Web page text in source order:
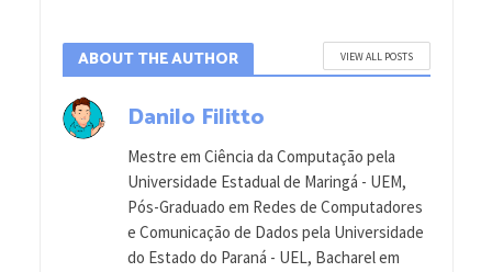
ABOUT THE AUTHOR VIEW ALL POSTS
Danilo Filitto
Mestre em Ciência da Computação pela
Universidade Estadual de Maringá - UEM,
Pós-Graduado em Redes de Computadores
e Comunicação de Dados pela Universidade
do Estado do Paraná - UEL, Bacharel em